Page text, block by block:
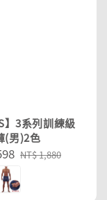
】3系列訓練級
(男)2色
Regular
NT$ 1,880